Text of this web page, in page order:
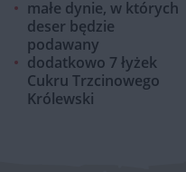
małe dynie, w których
deser będzie
podawany
dodatkowo 7 łyżek
Cukru Trzcinowego
Królewski